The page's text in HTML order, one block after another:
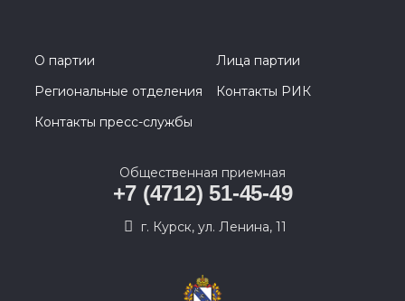
О партии
Лица партии
Региональные отделения
Контакты РИК
Контакты пресс-службы
Общественная приемная
+7 (4712) 51-45-49
г. Курск, ул. Ленина, 11